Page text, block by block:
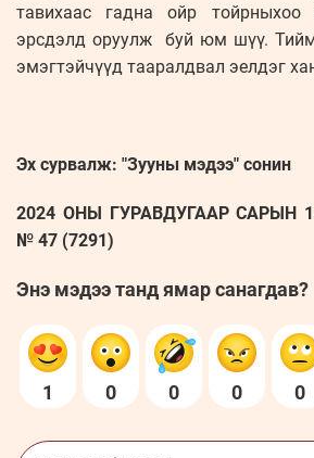
тавихаас гадна ойр тойрныхоо
эрсдэлд оруулж буй юм шүү.
эмэгтэйчүүд тааралдвал эелдэг
Эх сурвалж: "Зууны мэдээ" сонин
2024 ОНЫ ГУРАВДУГААР САРЫН
№ 47 (7291)
Энэ мэдээ танд ямар санагдав?
1 0 0 0 0